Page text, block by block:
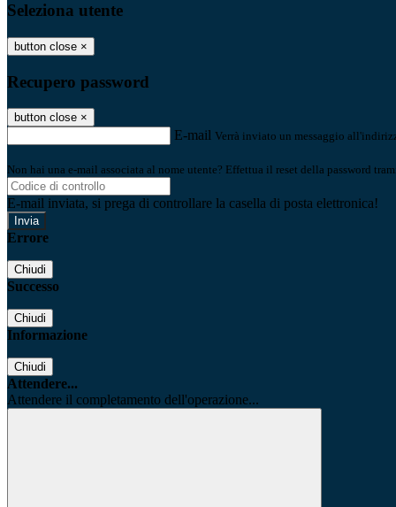
Seleziona utente
button close ×
Recupero password
button close ×
E-mail Verrà inviato un messaggio
Non hai una e-mail associata al nome utente? Effettua il reset della password
E-mail inviata, si prega di controllare la casella di posta elettronica!
Errore
Chiudi
Successo
Chiudi
Informazione
Chiudi
Attendere...
Attendere il completamento dell'operazione...